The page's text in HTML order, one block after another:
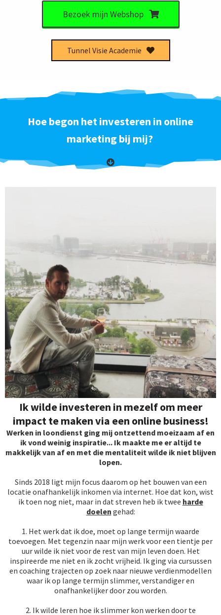
Bezoek mijn Webshop
Tunnel Visie Academie
Hoe begon het investeren in online
marketing bij mij?
Ik wilde investeren in mezelf om meer
impact te maken via een online business!
Werken in loondienst ging mij ontzettend moeizaam af en
ik vond weinig inspiratie... Ik maakte me er altijd te
makkelijk van af en met die mentaliteit wilde ik niet blijven
lopen.
Sinds 2018 ligt mijn focus daarom op het bouwen van een
locatie onafhankelijk inkomen via internet. Hoe dat kon, wist
ik toen nog niet, maar in dat streven heb ik twee harde
doelen gehad:
1. Het werk dat ik doe, moet op lange termijn waarde
toevoegen. Met tegenzin naar mijn werk voor een tientje per
uur wilde ik niet voor de rest van mijn leven doen. Het
inspireerde me niet en ik zocht vrijheid. Ik ging via cursussen
en coaching trajecten op zoek naar nieuwe verdienmodellen
waar ik op lange termijn slimmer, verstandiger en
onafhankelijker door zou worden.
2. Ik wilde leren hoe ik slimmer kon werken door te